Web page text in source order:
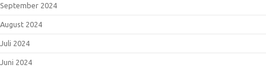
September 2024
August 2024
Juli 2024
Juni 2024